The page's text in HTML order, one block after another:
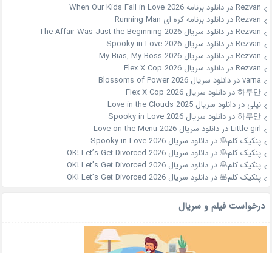
Rezvanدردانلود برنامه When Our Kids Fall in Love 2026
Rezvanدردانلود برنامه کره ای Running Man
Rezvanدردانلود سریال The Affair Was Just the Beginning 2026
Rezvanدردانلود سریال Spooky in Love 2026
Rezvanدردانلود سریال My Bias, My Boss 2026
Rezvanدردانلود سریال Flex X Cop 2026
varnaدردانلود سریال Blossoms of Power 2026
하루만دردانلود سریال Flex X Cop 2026
نیلی دردانلود سریال Love in the Clouds 2025
하루만دردانلود سریال Spooky in Love 2026
Little girlدردانلود سریال Love on the Menu 2026
پنکیک کلم🥞دردانلود سریال Spooky in Love 2026
پنکیک کلم🥞دردانلود سریال OK! Let’s Get Divorced 2026
پنکیک کلم🥞دردانلود سریال OK! Let’s Get Divorced 2026
پنکیک کلم🥞دردانلود سریال OK! Let’s Get Divorced 2026
درخواست فیلم و سریال